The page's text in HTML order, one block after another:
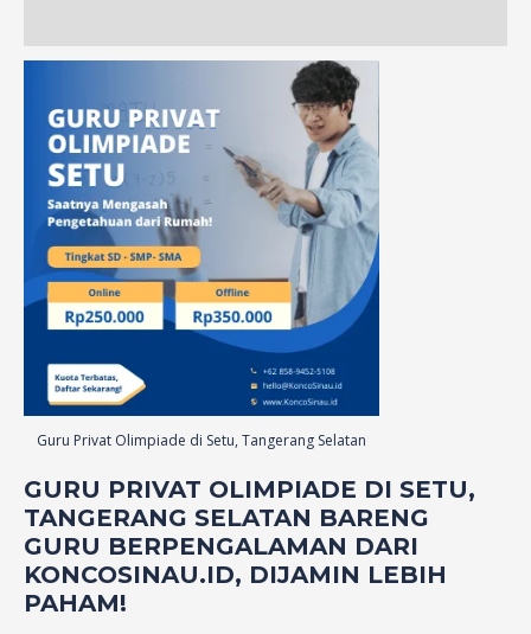
Guru Privat Olimpiade di Setu, Tangerang Selatan
GURU PRIVAT OLIMPIADE DI SETU,
TANGERANG SELATAN BARENG
GURU BERPENGALAMAN DARI
KONCOSINAU.ID, DIJAMIN LEBIH
PAHAM!